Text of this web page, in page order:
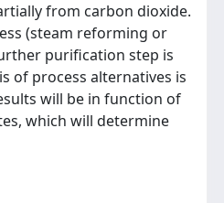
from carbon dioxide.
(steam reforming or
purification step is
of process alternatives is
will be in function of
which will determine